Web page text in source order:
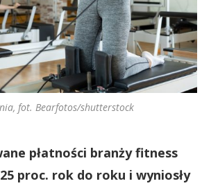
fot. Bearfotos/shutterstock
płatności branży fitness
proc. rok do roku i wyniosły